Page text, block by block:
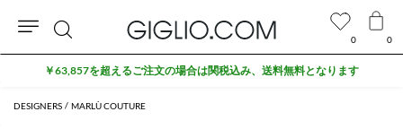
DESIGNERS MARLÙ COUTURE
0 0
検
索
￥63,857を超えるご注文の場合は関税込み、送料無料となります